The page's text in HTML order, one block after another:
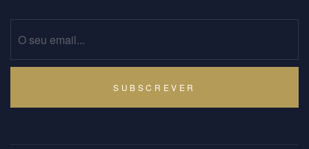
SUBSCREVER